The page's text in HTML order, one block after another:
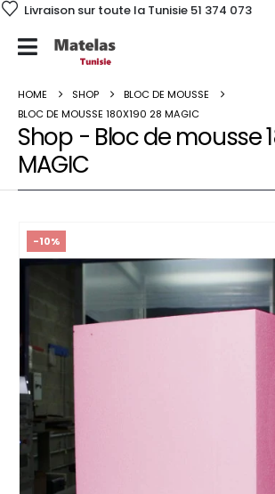
Livraison sur toute la Tunisie 51 374 073
HOME SHOP
BLOC DE MOUSSE
BLOC DE MOUSSE 180X190 28 MAGIC
Shop - Bloc de mousse
MAGIC
-10%